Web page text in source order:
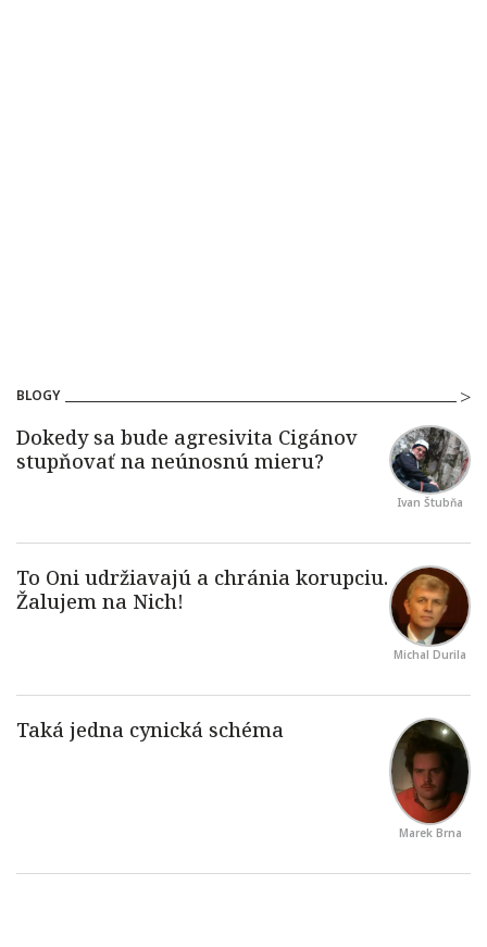
BLOGY
Ivan Štubňa
Michal Durila
Marek Brna